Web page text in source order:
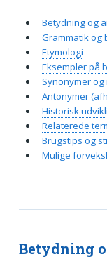
Betydning
Betydning og
Grammatik og
Etymologi
Eksempler på
Synonymer
Antonymer
Historisk
Relaterede
Brugstips og
Mulige